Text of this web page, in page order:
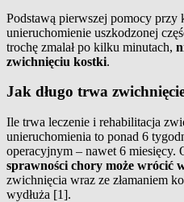
Podstawą pierwszej pomocy przy
unieruchomienie uszkodzonej
trochę zmalał po kilku minutach,
zwichnięciu kostki.
Jak długo trwa
Ile trwa leczenie i rehabilitacja
unieruchomienia to ponad 6
operacyjnym – nawet 6 miesięcy.
sprawności chory może wrócić
zwichnięcia wraz ze złamaniem
wydłuża [1].